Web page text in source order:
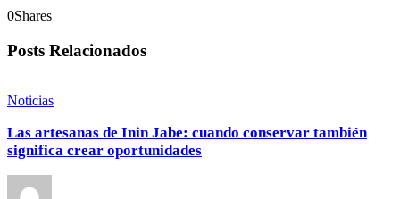
0Shares
Posts Relacionados
Noticias
Las artesanas de Inin Jabe: cuando conservar también
significa crear oportunidades